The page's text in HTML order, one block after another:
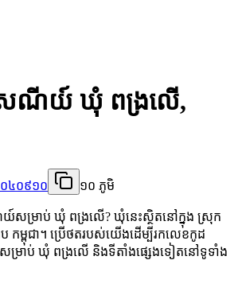
សណីយ៍ ឃុំ ពង្រលើ,
៤០៩១០ ១០ ភូមិ
ម្រាប់ ឃុំ ពង្រលើ? ឃុំនេះស្ថិតនៅក្នុង ស្រុក
ប កម្ពុជា។ ប្រើថតរបស់យើងដើម្បីរកលេខកូដ
រាប់ ឃុំ ពង្រលើ និងទីតាំងផ្សេងទៀតនៅទូទាំង